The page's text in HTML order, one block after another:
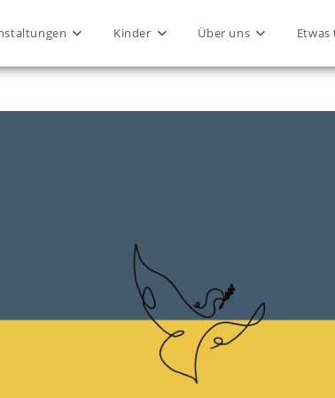
Kinder Über uns Etwas